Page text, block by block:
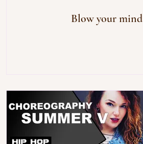
Blow your mind